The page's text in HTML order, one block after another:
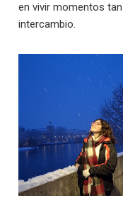
en vivir momentos
intercambio.